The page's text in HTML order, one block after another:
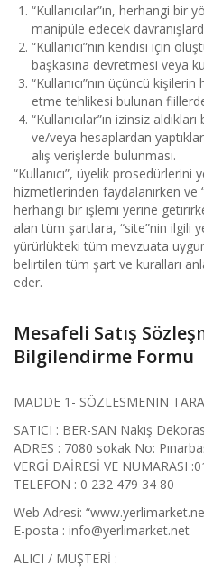
“Kullanıcılar”ın, herhangi
manipüle edecek
“Kullanıcı”nın kendisi için
başkasına devretmesi veya
“Kullanıcı”nın üçüncü
etme tehlikesi bulunan
“Kullanıcılar”ın izinsiz
ve/veya hesaplardan
alış verişlerde bulunması.
“Kullanıcı”, üyelik
hizmetlerinden faydalanırken ve
herhangi bir işlemi yerine
alan tüm şartlara, “site”nin ilgili
yürürlükteki tüm mevzuata
belirtilen tüm şart ve kuralları
eder.
Mesafeli Satış
Bilgilendirme Formu
MADDE 1- SÖZLESMENIN
SATICI : BER-SAN Nakış
ADRES : 7080 sokak No:
VERGİ DAİRESİ VE NUMARASI
TELEFON : 0 232 479 34 80
Web Adresi:
E-posta : info@yerlimarket.net
ALICI / MÜŞTERİ :